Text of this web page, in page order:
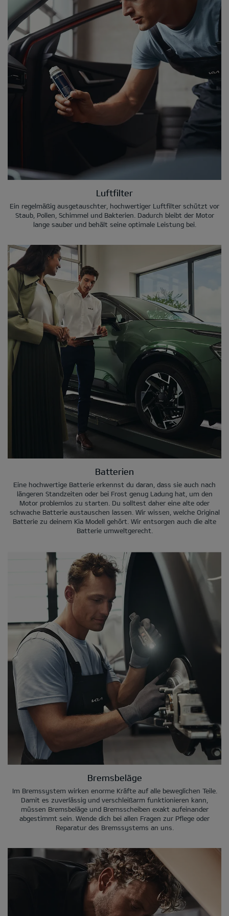
Luftfilter
Ein regelmäßig ausgetauschter, hochwertiger Luftfilter schützt vor
Staub, Pollen, Schimmel und Bakterien. Dadurch bleibt der Motor
lange sauber und behält seine optimale Leistung bei.
Batterien
Eine hochwertige Batterie erkennst du daran, dass sie auch nach
längeren Standzeiten oder bei Frost genug Ladung hat, um den
Motor problemlos zu starten. Du solltest daher eine alte oder
schwache Batterie austauschen lassen. Wir wissen, welche Original
Batterie zu deinem Kia Modell gehört. Wir entsorgen auch die alte
Batterie umweltgerecht.
Bremsbeläge
Im Bremssystem wirken enorme Kräfte auf alle beweglichen Teile.
Damit es zuverlässig und verschleißarm funktionieren kann,
müssen Bremsbeläge und Bremsscheiben exakt aufeinander
abgestimmt sein. Wende dich bei allen Fragen zur Pflege oder
Reparatur des Bremssystems an uns.